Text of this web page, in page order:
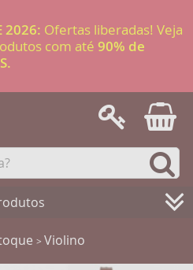
2026: Ofertas liberadas! Veja
com até 90% de
> Violino